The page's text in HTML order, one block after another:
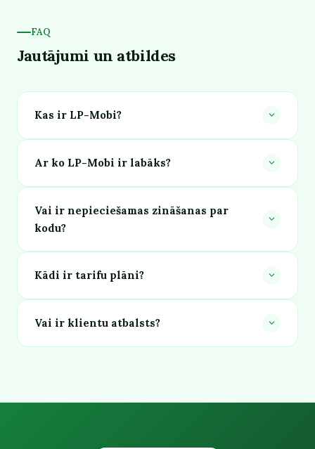
FAQ
Jautājumi un atbildes
Kas ir LP-Mobi?
Ar ko LP-Mobi ir labāks?
Vai ir nepieciešamas zināšanas par
kodu?
Kādi ir tarifu plāni?
Vai ir klientu atbalsts?